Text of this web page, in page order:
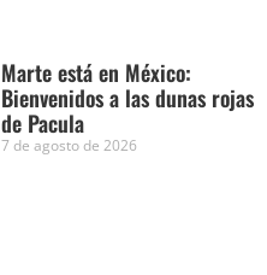
Marte está en México:
Bienvenidos a las dunas rojas
de Pacula
7 de agosto de 2026